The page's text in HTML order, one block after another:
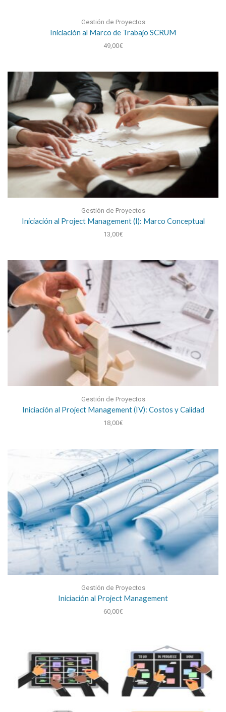
Gestión de Proyectos
Iniciación al Marco de Trabajo SCRUM
49,00€
Gestión de Proyectos
Iniciación al Project Management (I): Marco Conceptual
13,00€
Gestión de Proyectos
Iniciación al Project Management (IV): Costos y Calidad
18,00€
Gestión de Proyectos
Iniciación al Project Management
60,00€